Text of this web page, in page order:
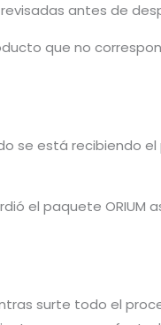
antes de
que no
se está recibiendo
el paquete ORIUM
surte todo el